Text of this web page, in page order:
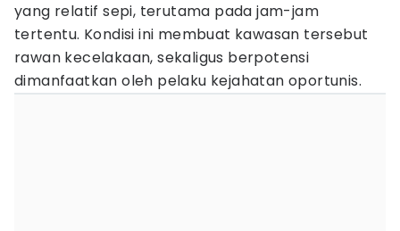
yang relatif sepi, terutama pada jam-jam
tertentu. Kondisi ini membuat kawasan tersebut
rawan kecelakaan, sekaligus berpotensi
dimanfaatkan oleh pelaku kejahatan oportunis.